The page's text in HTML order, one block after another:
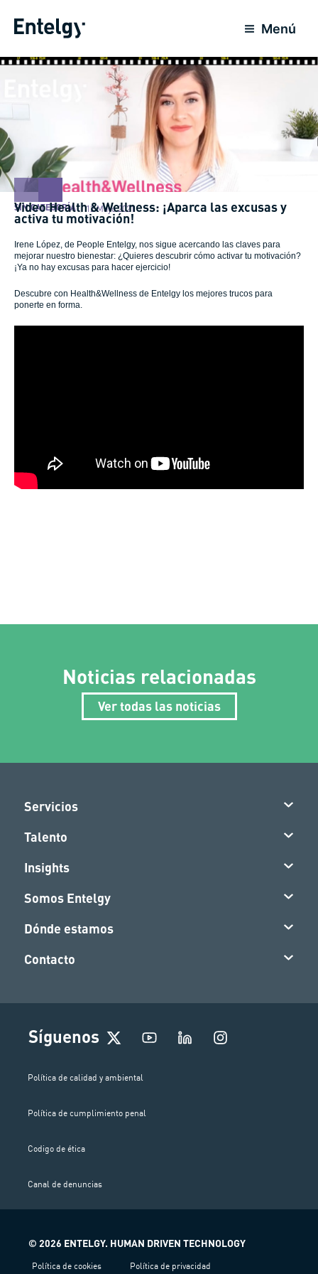
Menú
SIN CATEGORÍA 12 Mayo 2021
Video Health & Wellness: ¡Aparca las excusas y
activa tu motivación!
Irene López, de People Entelgy, nos sigue acercando las claves para
mejorar nuestro bienestar: ¿Quieres descubrir cómo activar tu motivación?
¡Ya no hay excusas para hacer ejercicio!
Descubre con Health&Wellness de Entelgy los mejores trucos para
ponerte en forma.
Noticias relacionadas
Ver todas las noticias
Servicios
Talento
Insights
Somos Entelgy
Dónde estamos
Contacto
Síguenos
I
n
Política de calidad y ambiental
Política de cumplimiento penal
Codigo de ética
Canal de denuncias
© 2026 ENTELGY. HUMAN DRIVEN TECHNOLOGY
Política de cookies Política de privacidad